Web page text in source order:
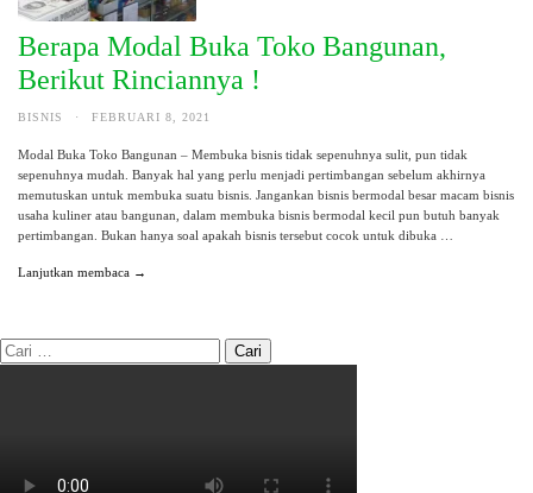
Berapa Modal Buka Toko Bangunan,
Berikut Rinciannya !
BISNIS · FEBRUARI 8, 2021
Modal Buka Toko Bangunan – Membuka bisnis tidak sepenuhnya sulit, pun tidak
sepenuhnya mudah. Banyak hal yang perlu menjadi pertimbangan sebelum akhirnya
memutuskan untuk membuka suatu bisnis. Jangankan bisnis bermodal besar macam bisnis
usaha kuliner atau bangunan, dalam membuka bisnis bermodal kecil pun butuh banyak
pertimbangan. Bukan hanya soal apakah bisnis tersebut cocok untuk dibuka …
Lanjutkan membaca →